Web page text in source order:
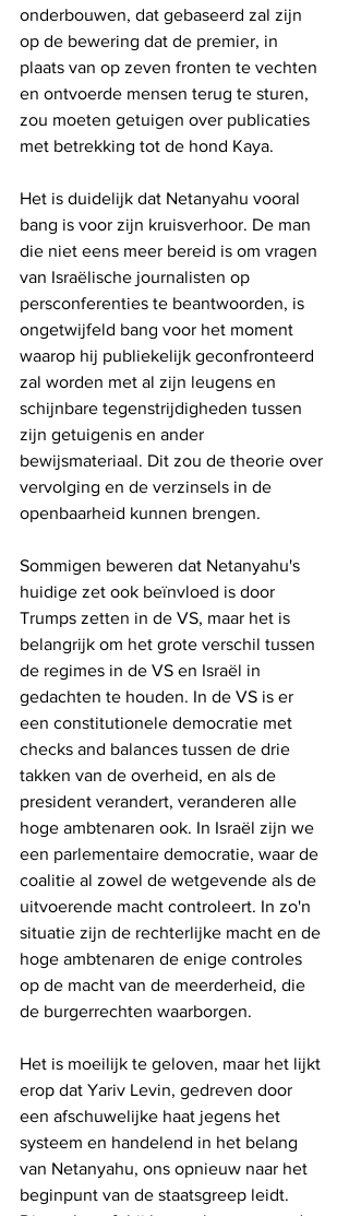
onderbouwen, dat gebaseerd zal zijn
op de bewering dat de premier, in
plaats van op zeven fronten te vechten
en ontvoerde mensen terug te sturen,
zou moeten getuigen over publicaties
met betrekking tot de hond Kaya.
Het is duidelijk dat Netanyahu vooral
bang is voor zijn kruisverhoor. De man
die niet eens meer bereid is om vragen
van Israëlische journalisten op
persconferenties te beantwoorden, is
ongetwijfeld bang voor het moment
waarop hij publiekelijk geconfronteerd
zal worden met al zijn leugens en
schijnbare tegenstrijdigheden tussen
zijn getuigenis en ander
bewijsmateriaal. Dit zou de theorie over
vervolging en de verzinsels in de
openbaarheid kunnen brengen.
Sommigen beweren dat Netanyahu's
huidige zet ook beïnvloed is door
Trumps zetten in de VS, maar het is
belangrijk om het grote verschil tussen
de regimes in de VS en Israël in
gedachten te houden. In de VS is er
een constitutionele democratie met
checks and balances tussen de drie
takken van de overheid, en als de
president verandert, veranderen alle
hoge ambtenaren ook. In Israël zijn we
een parlementaire democratie, waar de
coalitie al zowel de wetgevende als de
uitvoerende macht controleert. In zo'n
situatie zijn de rechterlijke macht en de
hoge ambtenaren de enige controles
op de macht van de meerderheid, die
de burgerrechten waarborgen.
Het is moeilijk te geloven, maar het lijkt
erop dat Yariv Levin, gedreven door
een afschuwelijke haat jegens het
systeem en handelend in het belang
van Netanyahu, ons opnieuw naar het
beginpunt van de staatsgreep leidt.